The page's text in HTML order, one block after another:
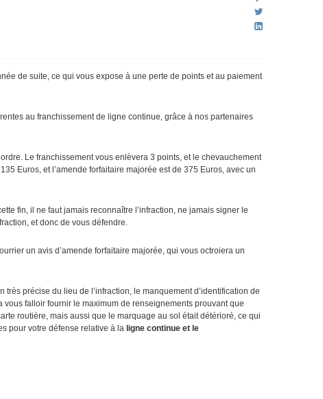
de suite, ce qui vous expose à une perte de points et au paiement
au franchissement de ligne continue, grâce à nos partenaires
Le franchissement vous enlèvera 3 points, et le chevauchement
Euros, et l’amende forfaitaire majorée est de 375 Euros, avec un
fin, il ne faut jamais reconnaître l’infraction, ne jamais signer le
et donc de vous défendre.
un avis d’amende forfaitaire majorée, qui vous octroiera un
précise du lieu de l’infraction, le manquement d’identification de
vous falloir fournir le maximum de renseignements prouvant que
routière, mais aussi que le marquage au sol était détérioré, ce qui
pour votre défense relative à la ligne continue et le